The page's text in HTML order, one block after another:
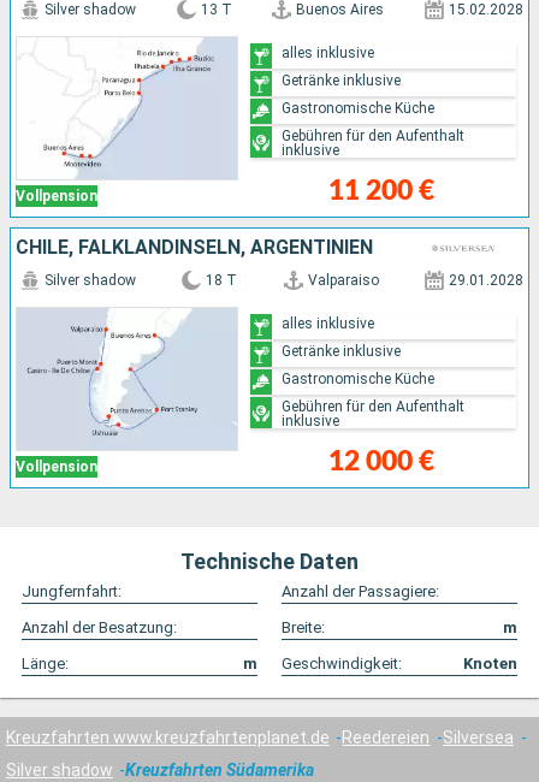
Vollpension
Silver shadow 13 T Buenos Aires 15.02.2028
11 200 €
alles inklusive
Getränke inklusive
Gastronomische Küche
Gebühren für den Aufenthalt
inklusive
CHILE, FALKLANDINSELN, ARGENTINIEN
Vollpension
Silver shadow 18 T Valparaiso 29.01.2028
12 000 €
alles inklusive
Getränke inklusive
Gastronomische Küche
Gebühren für den Aufenthalt
inklusive
Technische Daten
Jungfernfahrt:
Anzahl der Passagiere:
Anzahl der Besatzung:
Breite:
m
Länge:
m Geschwindigkeit: Knoten
Kreuzfahrten www.kreuzfahrtenplanet.de Reedereien
Silversea
Silver shadow
Kreuzfahrten Südamerika